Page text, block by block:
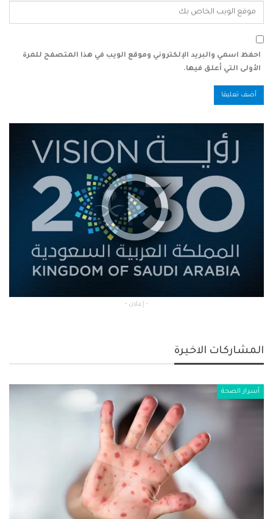
احفظ اسمي والبريد الإلكتروني وموقع الويب في هذا المتصفح للمرة
الأولى التي أعلق فيها.
- إعلان -
المشاركات الاخيرة
أسرار الصحة